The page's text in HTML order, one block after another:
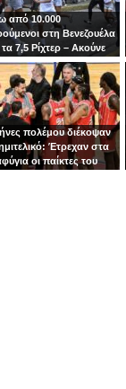
από 10.000
στη Βενεζουέλα
7,5 Ρίχτερ – Ακούνε
κάτω από τα
πολέμου διέκοψαν
Έτρεχαν στα
οι παίκτες του